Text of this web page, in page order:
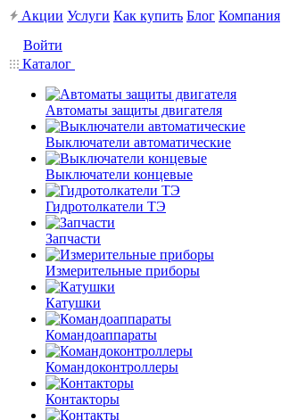
Акции Услуги Как купить Блог Компания
Войти
Каталог
Автоматы защиты двигателя
Выключатели автоматические
Выключатели концевые
Гидротолкатели ТЭ
Запчасти
Измерительные приборы
Катушки
Командоаппараты
Командоконтроллеры
Контакторы